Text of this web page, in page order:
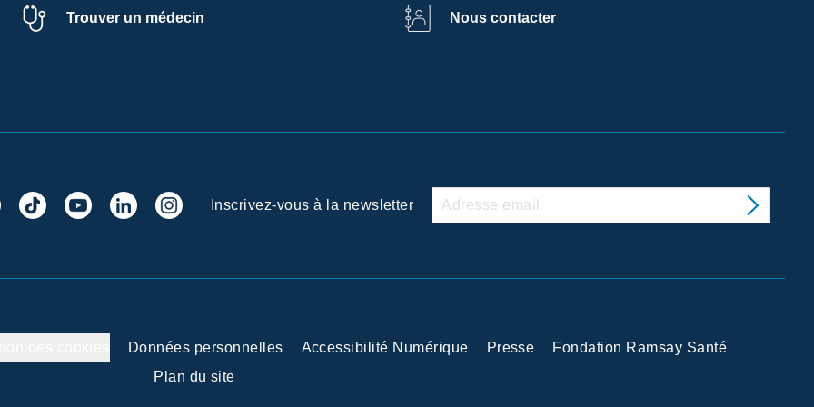
Trouver un médecin Nous contacter
Inscrivez-vous à la newsletter
Données personnelles Accessibilité Numérique Presse
Fondation Ramsay Santé
Plan du site